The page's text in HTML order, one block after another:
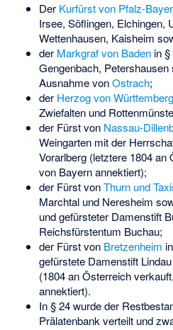
Der Kurfürst von Pfalz-
Irsee, Söflingen, Elchingen,
Wettenhausen, Kaisheim
der Markgraf von Badenin §
Gengenbach,
Ausnahme vonOstrach;
der Herzog von Württemberg
Zwiefalten und
der Fürst von Nassau-
Weingarten mit der
Vorarlberg (letztere 1804
von Bayern annektiert);
der Fürst vonThurn und
Marchtal und Neresheim
und gefürsteter Damenstift
Reichsfürstentum Buchau;
der Fürst von Bretzenheim
gefürstete Damenstift
(1804 an Österreich
annektiert).
In § 24 wurde der
Prälatenbank verteilt und